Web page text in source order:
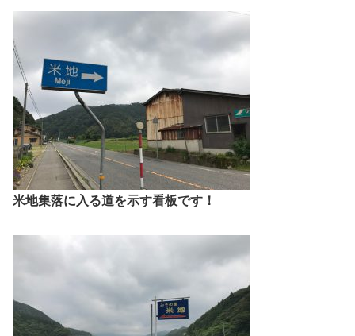
米地集落に入る道を示す看板です！